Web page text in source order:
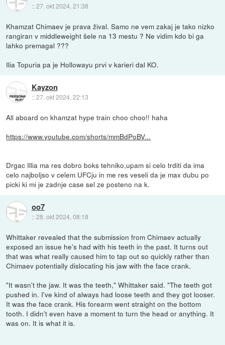
::27. okt 2024, 21:38
Khamzat Chimaev je prava žival. Samo ne vem zakaj je tako nizko
rangiran v middleweight šele na 13 mestu ? Ne vidim kdo bi ga
lahko premagal ???
Ilia Topuria pa je Hollowayu prvi v karieri dal KO.
Kayzon
::27. okt 2024, 22:13
All aboard on khamzat hype train choo choo!! haha
https://www.youtube.com/shorts/mmBdPoBV...
Drgac Illia ma res dobro boks tehniko,upam si celo trditi da ima
celo najboljso v celem UFCju in me res veseli da je max dubu po
picki ki mi je zadnje case sel ze posteno na k.
oo7
::28. okt 2024, 08:18
Whittaker revealed that the submission from Chimaev actually
exposed an issue he's had with his teeth in the past. It turns out
that was what really caused him to tap out so quickly rather than
Chimaev potentially dislocating his jaw with the face crank.
"It wasn't the jaw. It was the teeth," Whittaker said. "The teeth got
pushed in. I've kind of always had loose teeth and they got looser.
It was the face crank. His forearm went straight on the bottom
tooth. I didn't even have a moment to turn the head or anything. It
was on. It is what it is.